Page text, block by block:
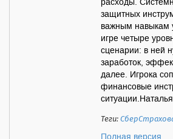
расходы.
защитных
важным навыкам
игре четыре
сценарии: в ней
заработок,
далее. Игрока
финансовые
Теги: